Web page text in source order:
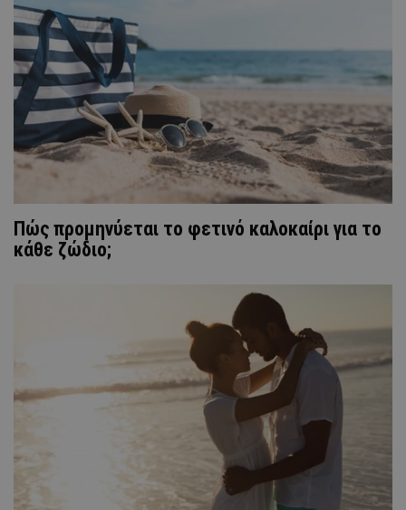
Πώς προμηνύεται το φετινό καλοκαίρι για το
κάθε ζώδιο;